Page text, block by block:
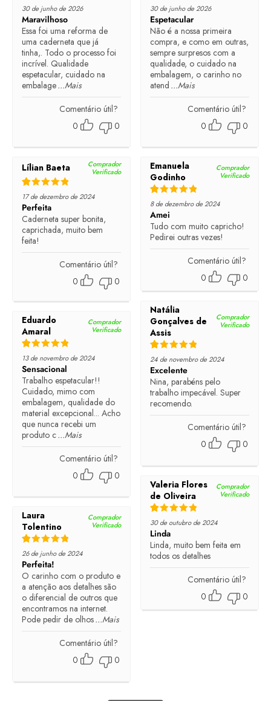
Rated 5out of 5
30 de junho de 2026
Maravilhoso
Essa foi uma reforma de
uma caderneta que já
tinha,. Todo o processo foi
incrível. Qualidade
espetacular, cuidado na
embalage...Mais
Comentário útil?
0
0
Rated 5out of 5
30 de junho de 2026
Espetacular
Não é a nossa primeira
compra, e como em outras,
sempre surpresos com a
qualidade, o cuidado na
embalagem, o carinho no
atend ...Mais
Comentário útil?
0
0
Lílian Baeta
Comprador
Verificado
Rated out of 5
17 de dezembro de 2024
Perfeita
Caderneta super bonita,
caprichada, muito bem
feita!
Comentário útil?
0
0
Emanuela
Godinho
Comprador
Verificado
Rated out of 5
8 de dezembro de 2024
Amei
Tudo com muito capricho!
Pedirei outras vezes!
Comentário útil?
0
0
Natália
Gonçalves de
Assis
Comprador
Verificado
Rated out of 5
24 de novembro de 2024
Excelente
Nina, parabéns pelo
trabalho impecável. Super
recomendo.
Comentário útil?
0
0
Eduardo
Amaral
Comprador
Verificado
Rated out of 5
13 de novembro de 2024
Sensacional
Trabalho espetacular!!
Cuidado, mimo com
embalagem, qualidade do
material excepcional... Acho
que nunca recebi um
produto c...Mais
Comentário útil?
0
0
Valeria Flores
de Oliveira
Comprador
Verificado
Rated 5 out of 5
30 de outubro de 2024
Linda
Linda, muito bem feita em
todos os detalhes
Comentário útil?
0
0
Laura
Tolentino
Comprador
Verificado
Rated 5 out of 5
26 de junho de 2024
Perfeita!
O carinho com o produto e
a atenção aos detalhes são
o diferencial de outros que
encontramos na internet.
Pode pedir de olhos...Mais
Comentário útil?
0
0